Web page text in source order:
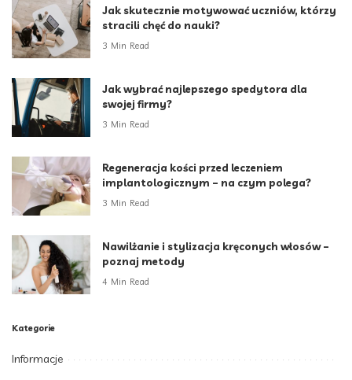
Jak skutecznie motywować uczniów, którzy
stracili chęć do nauki?
3 Min Read
Jak wybrać najlepszego spedytora dla
swojej firmy?
3 Min Read
Regeneracja kości przed leczeniem
implantologicznym – na czym polega?
3 Min Read
Nawilżanie i stylizacja kręconych włosów –
poznaj metody
4 Min Read
Kategorie
Informacje